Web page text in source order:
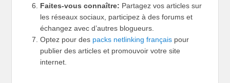
Faites-vous connaître: Partagez vos articles sur
les réseaux sociaux, participez à des forums et
échangez avec d’autres blogueurs.
Optez pour des packs netlinking français pour
publier des articles et promouvoir votre site
internet.